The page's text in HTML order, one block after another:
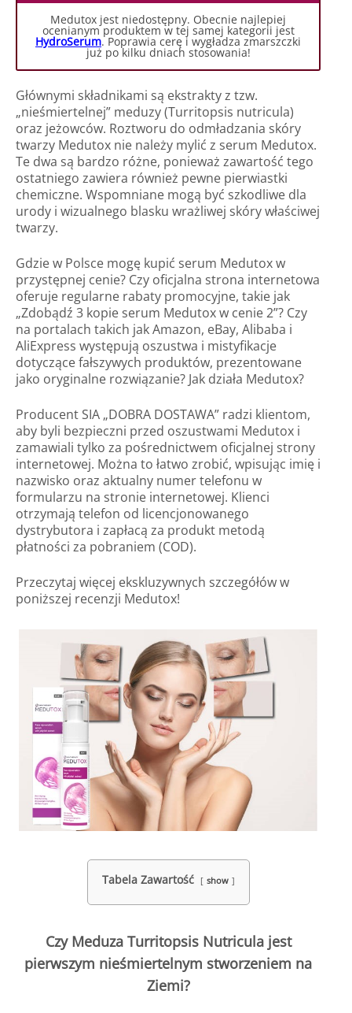
Medutox jest niedostępny. Obecnie najlepiej
ocenianym produktem w tej samej kategorii jest
HydroSerum. Poprawia cerę i wygładza zmarszczki
już po kilku dniach stosowania!
Głównymi składnikami są ekstrakty z tzw.
„nieśmiertelnej” meduzy (Turritopsis nutricula)
oraz jeżowców. Roztworu do odmładzania skóry
twarzy Medutox nie należy mylić z serum Medutox.
Te dwa są bardzo różne, ponieważ zawartość tego
ostatniego zawiera również pewne pierwiastki
chemiczne. Wspomniane mogą być szkodliwe dla
urody i wizualnego blasku wrażliwej skóry właściwej
twarzy.
Gdzie w Polsce mogę kupić serum Medutox w
przystępnej cenie? Czy oficjalna strona internetowa
oferuje regularne rabaty promocyjne, takie jak
„Zdobądź 3 kopie serum Medutox w cenie 2”? Czy
na portalach takich jak Amazon, eBay, Alibaba i
AliExpress występują oszustwa i mistyfikacje
dotyczące fałszywych produktów, prezentowane
jako oryginalne rozwiązanie? Jak działa Medutox?
Producent SIA „DOBRA DOSTAWA” radzi klientom,
aby byli bezpieczni przed oszustwami Medutox i
zamawiali tylko za pośrednictwem oficjalnej strony
internetowej. Można to łatwo zrobić, wpisując imię i
nazwisko oraz aktualny numer telefonu w
formularzu na stronie internetowej. Klienci
otrzymają telefon od licencjonowanego
dystrybutora i zapłacą za produkt metodą
płatności za pobraniem (COD).
Przeczytaj więcej ekskluzywnych szczegółów w
poniższej recenzji Medutox!
Tabela Zawartość show
Czy Meduza Turritopsis Nutricula jest
pierwszym nieśmiertelnym stworzeniem na
Ziemi?